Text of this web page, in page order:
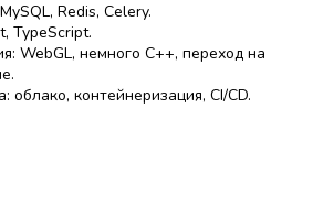
Redis, Celery.
TypeScript.
WebGL, немного С++, переход на
облако, контейнеризация, CI/CD.